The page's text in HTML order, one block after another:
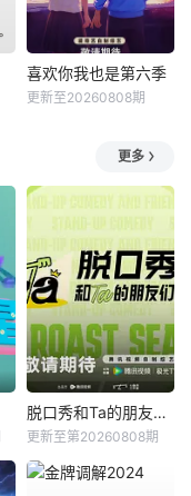
喜欢你我也是第六季
更新至20260808期
更多
脱口秀和Ta的朋友们第三季
更新至第20260808期